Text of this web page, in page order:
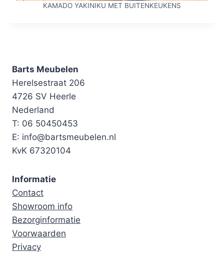
KAMADO YAKINIKU MET BUITENKEUKENS
Barts Meubelen
Herelsestraat 206
4726 SV Heerle
Nederland
T: 06 50450453
E: info@bartsmeubelen.nl
KvK 67320104
Informatie
Contact
Showroom info
Bezorginformatie
Voorwaarden
Privacy